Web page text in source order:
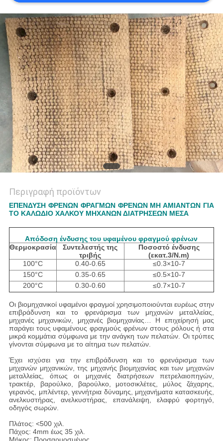
PRIVACY
POLICY
Περιγραφή προϊόντων
ΕΠΕΝΔΥΣΗ ΦΡΕΝΩΝ ΦΡΑΓΜΩΝ ΦΡΕΝΩΝ ΜΗ ΑΜΙΑΝΤΩΝ ΓΙΑ
ΤΟ ΚΑΛΩΔΙΟ ΧΑΛΚΟΥ ΜΗΧΑΝΩΝ ΔΙΑΤΡΗΣΕΩΝ ΜΕΣΑ
Απόδοση ένδυσης του υφαμένου φραγμού φρένων
Θερμοκρασία
Συντελεστής της
τριβής
Ποσοστό ένδυσης
(εκατ.3/N.m)
100°C
0.40-0.65
≤0.3×10-7
150°C
0.35-0.65
≤0.5×10-7
200°C
0.30-0.60 ≤0.7×10-7
Οι βιομηχανικοί υφαμένοι φραγμοί χρησιμοποιούνται ευρέως στην
επιβράδυνση και το φρενάρισμα των μηχανών μεταλλείας,
μηχανές μηχανικών, μηχανές βιομηχανίας… Η επιχείρησή μας
παράγει τους υφαμένους φραγμούς φρένων στους ρόλους ή στα
μικρά κομμάτια σύμφωνα με την ανάγκη των πελατών. Οι τρύπες
γίνονται σύμφωνα με το αίτημα των πελατών.
Έχει ισχύσει για την επιβράδυνση και το φρενάρισμα των
μηχανών μηχανικών, της μηχανής βιομηχανίας και των μηχανών
μεταλλείας, όπως οι μηχανές διατρήσεων πετρελαιοπηγών,
τρακτέρ, βαρούλκο, βαρούλκο, μοτοσικλέτες, μύλος ζάχαρης,
γερανός, μπλέντερ, γεννήτρια δύναμης, μηχανήματα κατασκευής,
ανελκυστήρας, ανελκυστήρας, επανάλειψη, ελαφρύ φορτηγό,
οδηγός σωρών.
Πλάτος: <500 χιλ.
Πάχος: 4mm έως 35 χιλ.